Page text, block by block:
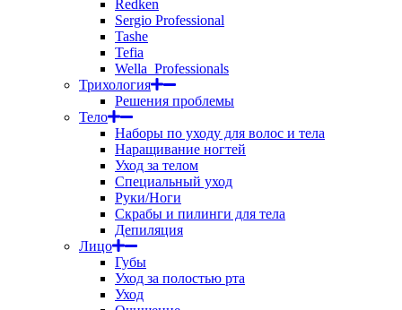
Redken
Sergio Professional
Tashe
Tefia
Wella_Professionals
Трихология
Решения проблемы
Тело
Наборы по уходу для волос и тела
Наращивание ногтей
Уход за телом
Специальный уход
Руки/Ноги
Скрабы и пилинги для тела
Депиляция
Лицо
Губы
Уход за полостью рта
Уход